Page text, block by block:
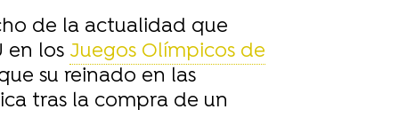
de la actualidad que
en los Juegos Olímpicos de
su reinado en las
tras la compra de un